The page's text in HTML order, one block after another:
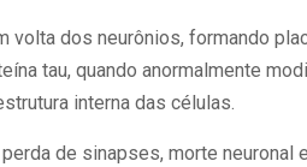
volta dos neurônios, formando
tau, quando anormalmente
interna das células.
de sinapses, morte neuronal